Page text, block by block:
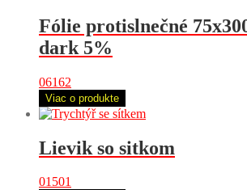
Fólie protislnečné
dark 5%
06162
Viac o produkte
Lievik so sitkom
01501